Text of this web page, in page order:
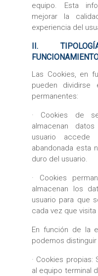
equipo. Esta
mejorar la
experiencia del
II.
Las Cookies, en
pueden
permanentes:
· Cookies de
almacenan
usuario
abandonada esta
duro del usuario.
· Cookies
almacenan los
usuario para que
cada vez que
En función de la
podemos distinguir
· Cookies propias:
al equipo terminal